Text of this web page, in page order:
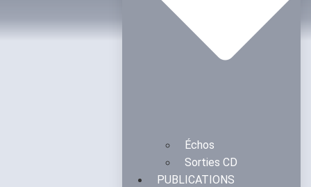
Échos
Sorties CD
PUBLICATIONS